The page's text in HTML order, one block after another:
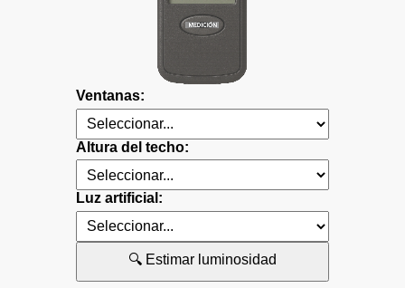
Ventanas:
Altura del techo:
Luz artificial:
🔍 Estimar luminosidad